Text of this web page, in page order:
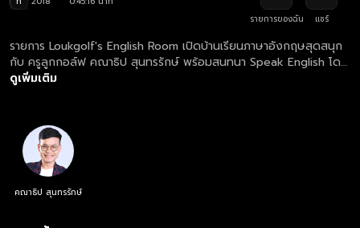
รายการของฉัน
แชร์
รายการ Loukgolf's English Room เปิดบ้านเรียนภาษาอังกฤษสุดสนุก
กับ ครูลูกกอล์ฟ คณาธิป สุนทรรักษ์ พร้อมสนทนา Speak English โดย
เจอกับภารกิจคำศัพท์และการแต่งประโยคสุดฮากัน
ดูเพิ่มเติม
คณาธิป สุนทรรักษ์